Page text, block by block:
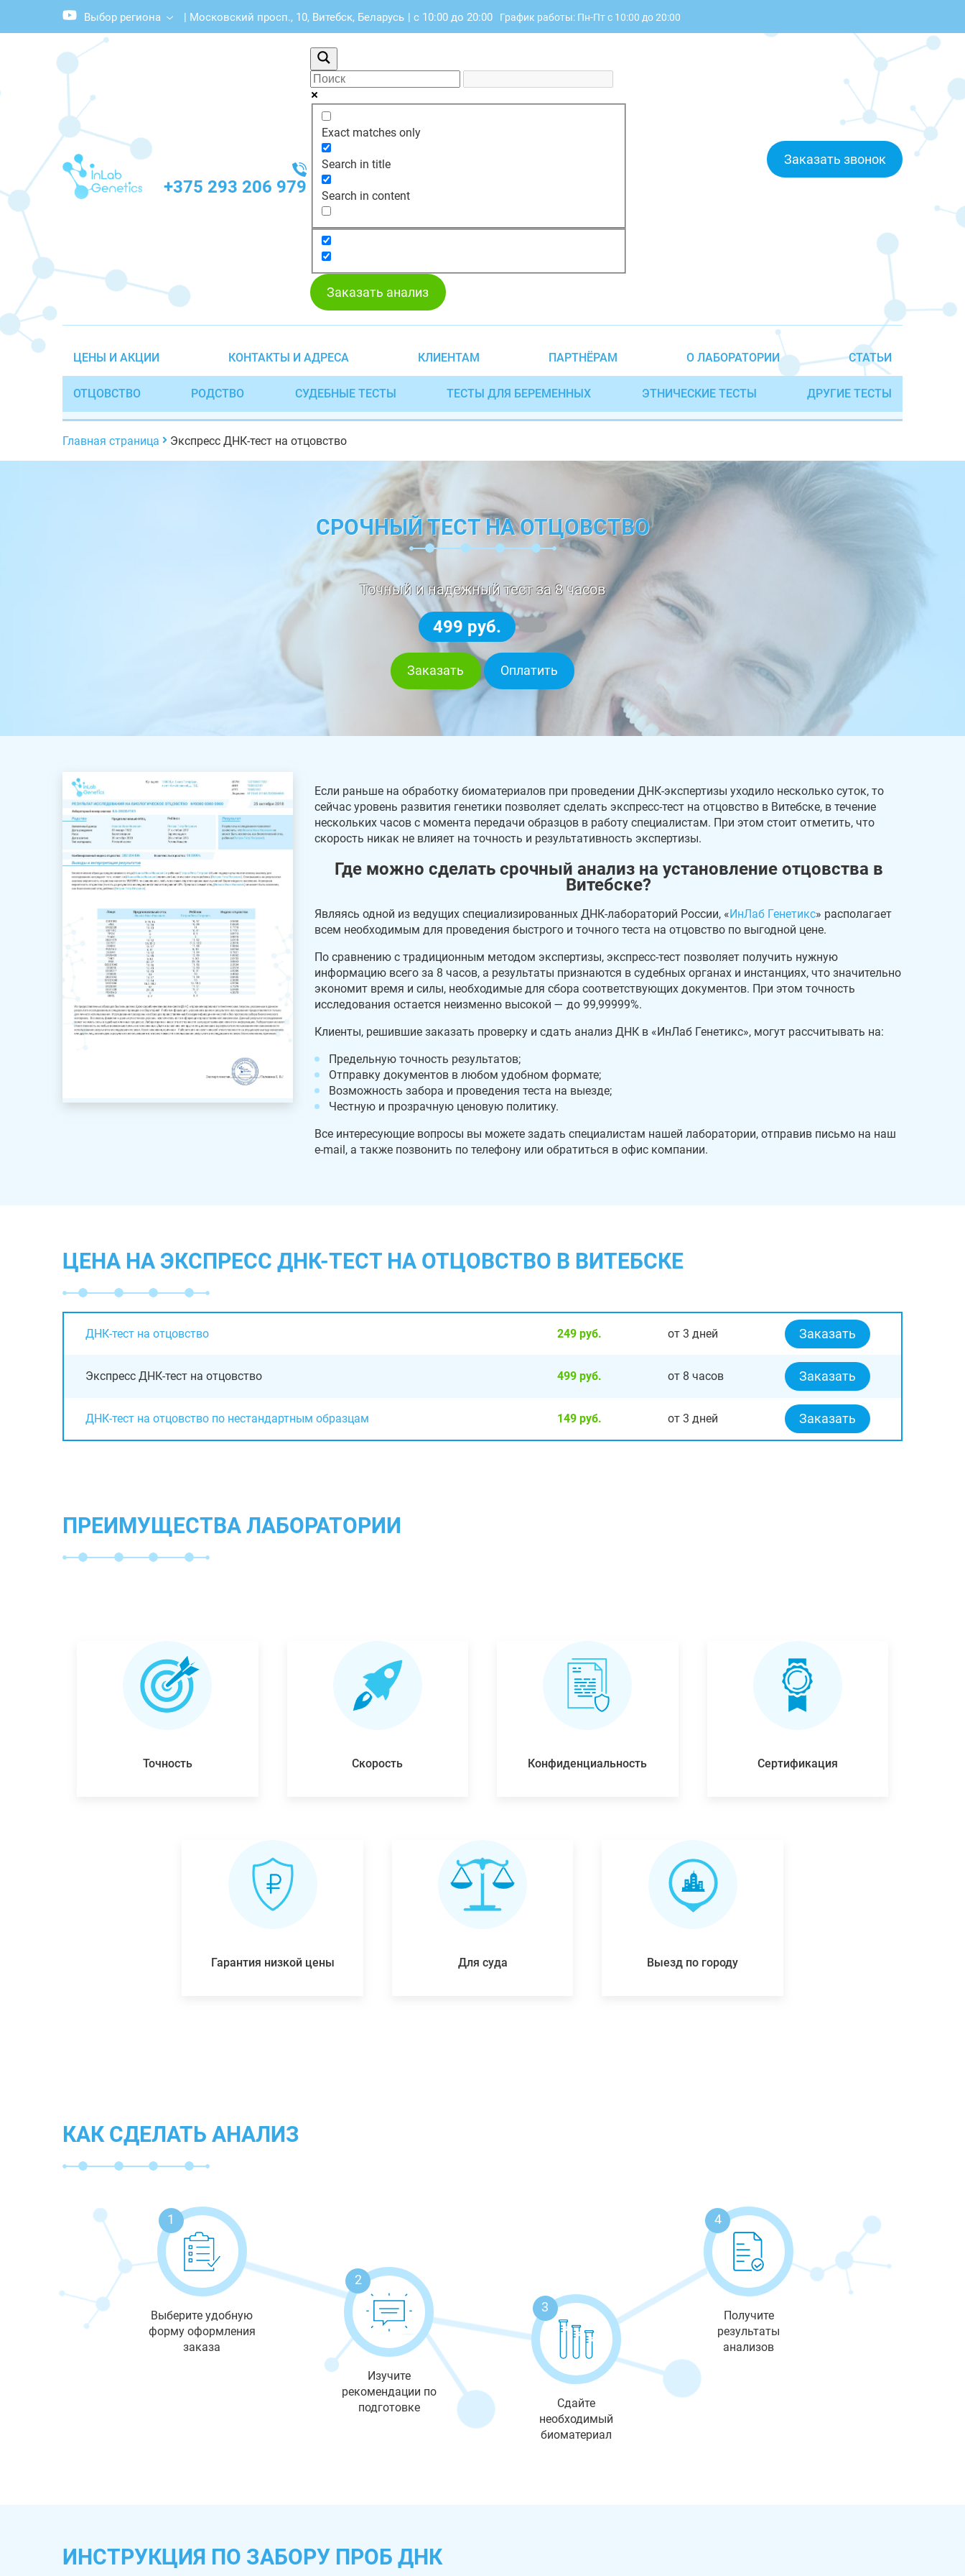
Выбор региона | Московский просп., 10, Витебск, Беларусь | с 10:00 до 20:00 График работы: Пн-Пт с 10:00 до 20:00
+375 293 206 979
Exact matches only
Search in title
Search in content
Заказать звонок
Заказать анализ
ЦЕНЫ И АКЦИИ КОНТАКТЫ И АДРЕСА КЛИЕНТАМ ПАРТНЁРАМ О ЛАБОРАТОРИИ СТАТЬИ
ОТЦОВСТВО РОДСТВО СУДЕБНЫЕ ТЕСТЫ ТЕСТЫ ДЛЯ БЕРЕМЕННЫХ ЭТНИЧЕСКИЕ ТЕСТЫ ДРУГИЕ ТЕСТЫ
Главная страница Экспресс ДНК-тест на отцовство
СРОЧНЫЙ ТЕСТ НА ОТЦОВСТВО
Точный и надежный тест за 8 часов
499 руб.
Заказать Оплатить
Если раньше на обработку биоматериалов при проведении ДНК-экспертизы уходило несколько суток, то
сейчас уровень развития генетики позволяет сделать экспресс-тест на отцовство в Витебске, в течение
нескольких часов с момента передачи образцов в работу специалистам. При этом стоит отметить, что
скорость никак не влияет на точность и результативность экспертизы.
Где можно сделать срочный анализ на установление отцовства в
Витебске?
Являясь одной из ведущих специализированных ДНК-лабораторий России, « ИнЛаб Генетикс» располагает
всем необходимым для проведения быстрого и точного теста на отцовство по выгодной цене.
По сравнению с традиционным методом экспертизы, экспресс-тест позволяет получить нужную
информацию всего за 8 часов, а результаты признаются в судебных органах и инстанциях, что значительно
экономит время и силы, необходимые для сбора соответствующих документов. При этом точность
исследования остается неизменно высокой — до 99,99999%.
Клиенты, решившие заказать проверку и сдать анализ ДНК в «ИнЛаб Генетикс», могут рассчитывать на:
Предельную точность результатов;
Отправку документов в любом удобном формате;
Возможность забора и проведения теста на выезде;
Честную и прозрачную ценовую политику.
Все интересующие вопросы вы можете задать специалистам нашей лаборатории, отправив письмо на наш
e-mail, а также позвонить по телефону или обратиться в офис компании.
ЦЕНА НА ЭКСПРЕСС ДНК-ТЕСТ НА ОТЦОВСТВО В ВИТЕБСКЕ
ДНК-тест на отцовство 249 руб. от 3 дней Заказать
Экспресс ДНК-тест на отцовство 499 руб. от 8 часов Заказать
ДНК-тест на отцовство по нестандартным образцам 149 руб. от 3 дней Заказать
ПРЕИМУЩЕСТВА ЛАБОРАТОРИИ
Точность Скорость Конфиденциальность Сертификация
Гарантия низкой цены Для суда Выезд по городу
КАК СДЕЛАТЬ АНАЛИЗ
1
Выберите удобную
форму оформления
заказа
2
Изучите
рекомендации по
подготовке
3
Сдайте
необходимый
биоматериал
4
Получите
результаты
анализов
ИНСТРУКЦИЯ ПО ЗАБОРУ ПРОБ ДНК